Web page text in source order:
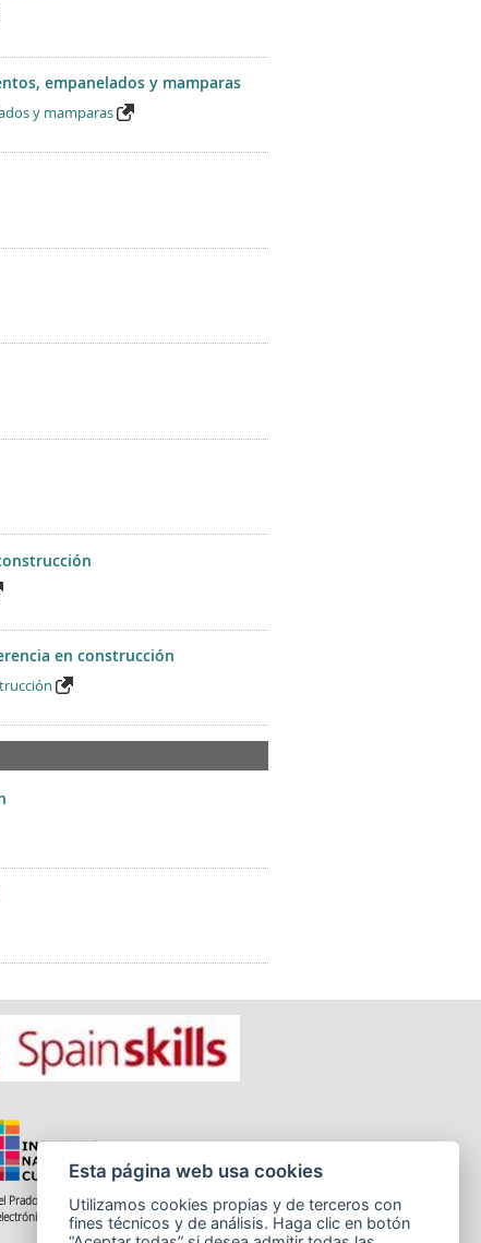
empanelados y mamparas
y mamparas
en construcción
Prado 28, 1ª Planta - 28014 Madrid
informacion.incual@educacion.gob.es
Esta página web usa cookies
Utilizamos cookies propias y de terceros con
fines técnicos y de análisis. Haga clic en botón